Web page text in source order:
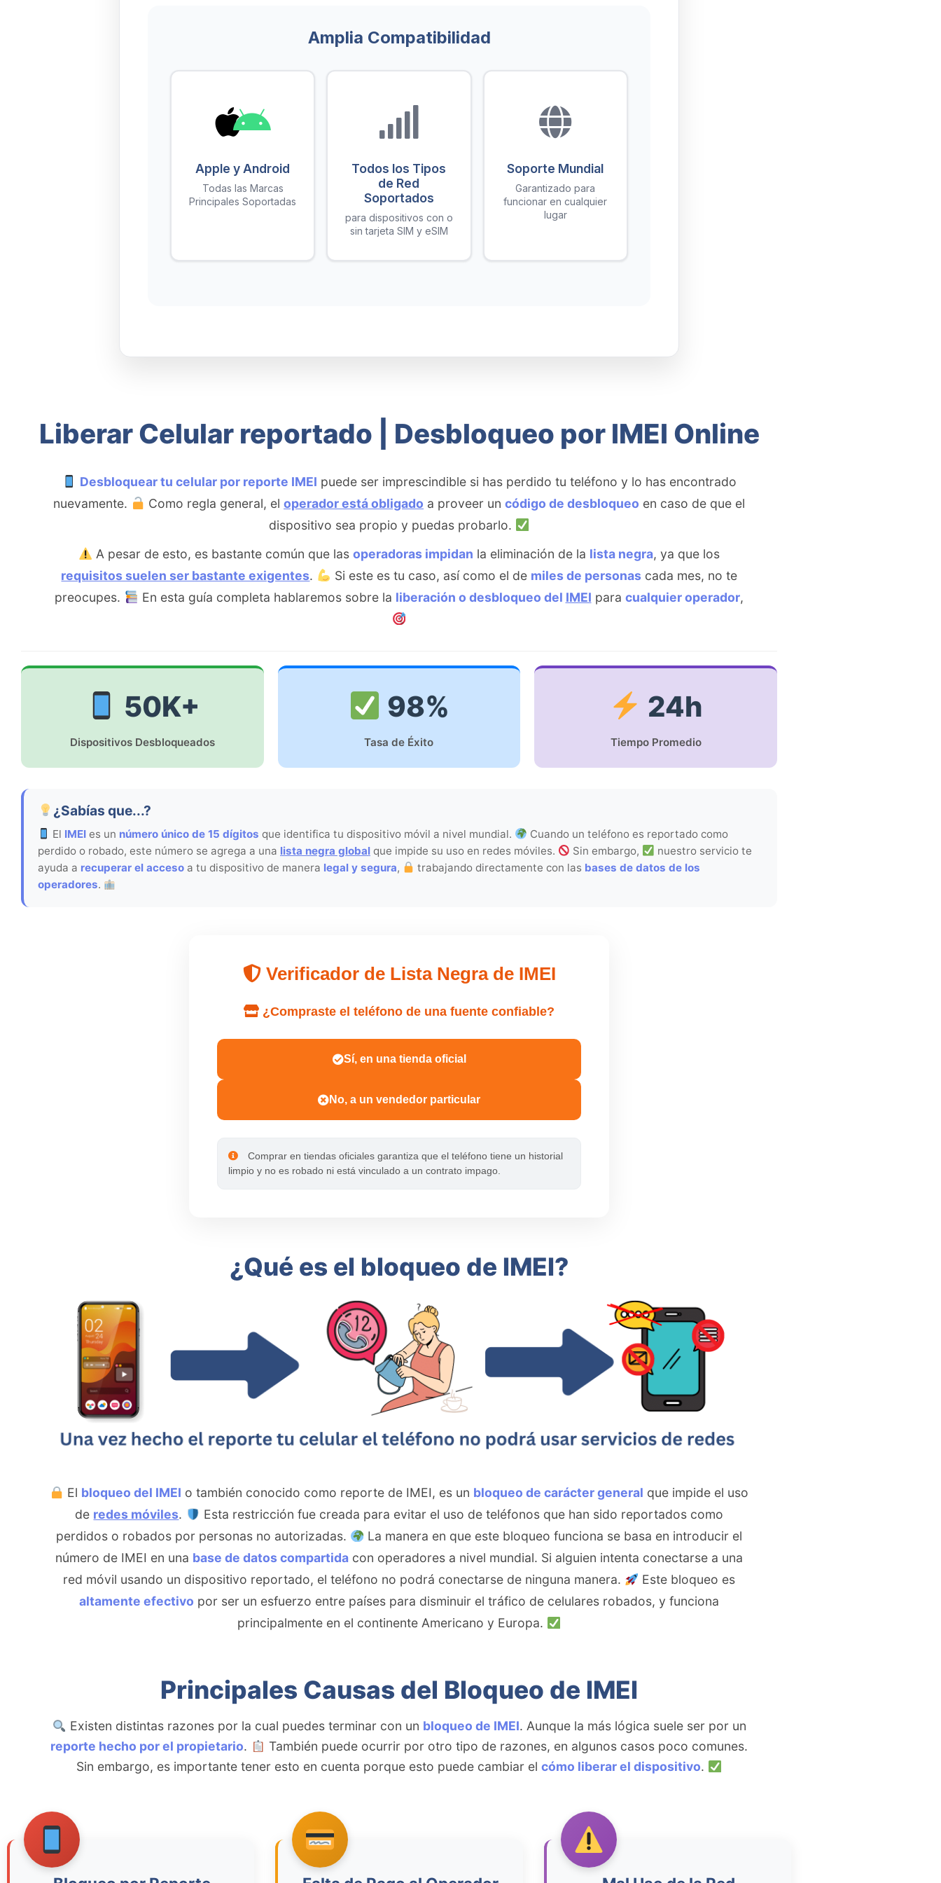
Amplia Compatibilidad
Apple y Android
Todas las Marcas
Principales Soportadas
Todos los Tipos
de Red
Soportados
para dispositivos con o
sin tarjeta SIM y eSIM
Soporte Mundial
Garantizado para
funcionar en cualquier
lugar
Liberar Celular reportado | Desbloqueo por IMEI Online
Desbloquear tu celular por reporte IMEI puede ser imprescindible si has perdido tu teléfono y lo has encontrado
nuevamente.
Como regla general, eloperador está obligado a proveer uncódigo de desbloqueo en caso de que el
dispositivo sea propio y puedas probarlo.
A pesar de esto, es bastante común que lasoperadoras impidan la eliminación de la lista negra, ya que los
requisitos suelen ser bastante exigentes. Si este es tu caso, así como el de miles de personas cada mes, no te
preocupes.
En esta guía completa hablaremos sobre la liberación o desbloqueo del IMEI para cualquier operador,
50K+
Dispositivos Desbloqueados
98%
Tasa de Éxito
24h
Tiempo Promedio
¿Sabías que...?
El IMEI es un número único de 15 dígitos que identifica tu dispositivo móvil a nivel mundial.
Cuando un teléfono es reportado como
perdido o robado, este número se agrega a una lista negra global que impide su uso en redes móviles. Sin embargo,
nuestro servicio te
ayuda a recuperar el acceso a tu dispositivo de manera legal y segura, trabajando directamente con las bases de datos de los
operadores.
Verificador de Lista Negra de IMEI
¿Compraste el teléfono de una fuente confiable?
Sí, en una tienda oficial
No, a un vendedor particular
Comprar en tiendas oficiales garantiza que el teléfono tiene un historial
limpio y no es robado ni está vinculado a un contrato impago.
¿Qué es el bloqueo de IMEI?
El bloqueo del IMEI o también conocido como reporte de IMEI, es un bloqueo de carácter general que impide el uso
de redes móviles.
Esta restricción fue creada para evitar el uso de teléfonos que han sido reportados como
perdidos o robados por personas no autorizadas.
La manera en que este bloqueo funciona se basa en introducir el
número de IMEI en una base de datos compartida con operadores a nivel mundial. Si alguien intenta conectarse a una
red móvil usando un dispositivo reportado, el teléfono no podrá conectarse de ninguna manera.
Este bloqueo es
altamente efectivo por ser un esfuerzo entre países para disminuir el tráfico de celulares robados, y funciona
principalmente en el continente Americano y Europa.
Principales Causas del Bloqueo de IMEI
Existen distintas razones por la cual puedes terminar con un bloqueo de IMEI. Aunque la más lógica suele ser por un
reporte hecho por el propietario.
También puede ocurrir por otro tipo de razones, en algunos casos poco comunes.
Sin embargo, es importante tener esto en cuenta porque esto puede cambiar el cómo liberar el dispositivo.